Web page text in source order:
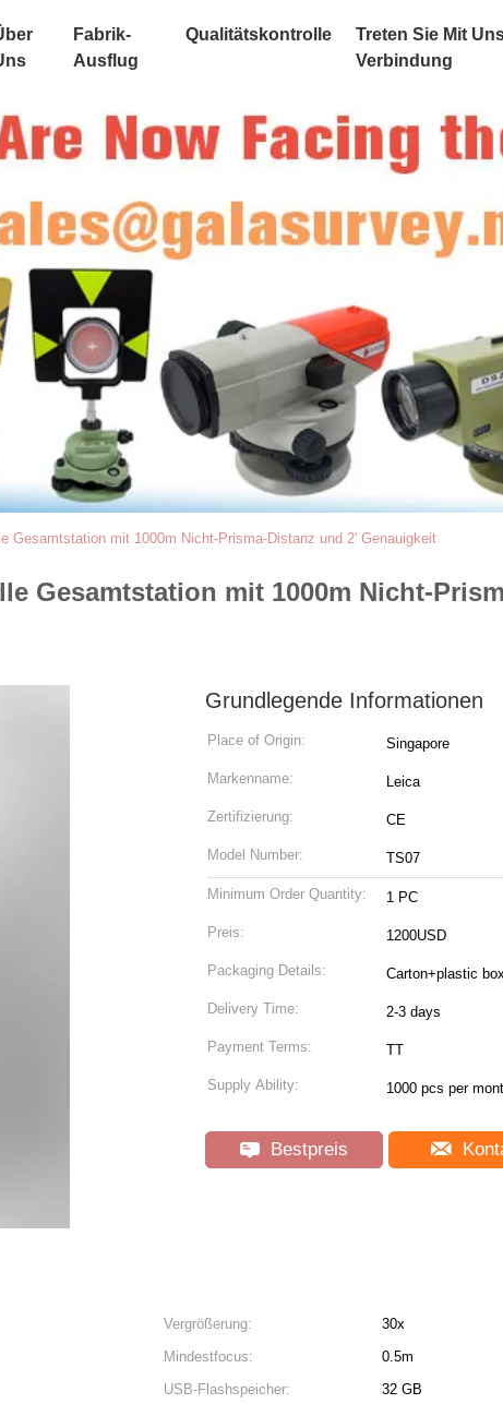
Fabrik-
Ausflug
Qualitätskontrolle
Treten Sie Mit
Verbindung
Gesamtstation mit 1000m Nicht-Prisma-Distanz und 2' Genauigkeit
Gesamtstation mit 1000m Nicht-
Grundlegende Informationen
Place of Origin: Singapore
Markenname: Leica
Zertifizierung: CE
Model Number: TS07
Minimum Order Quantity: 1 PC
Preis: 1200USD
Packaging Details: Carton+plastic
Delivery Time: 2-3 days
Payment Terms: TT
Supply Ability: 1000 pcs per
Bestpreis
Vergrößerung:
30x
Mindestfocus:
0.5m
USB-Flashspeicher:
32 GB